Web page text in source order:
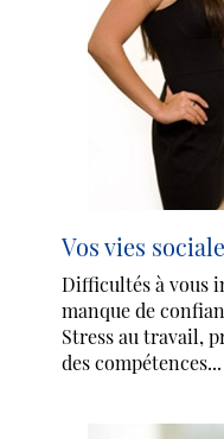
Vos vies
Difficultés à vous
manque de
Stress au travail,
des compétences...